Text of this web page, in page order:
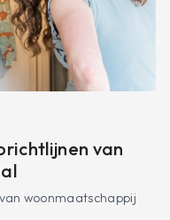
van
woonmaatschappij